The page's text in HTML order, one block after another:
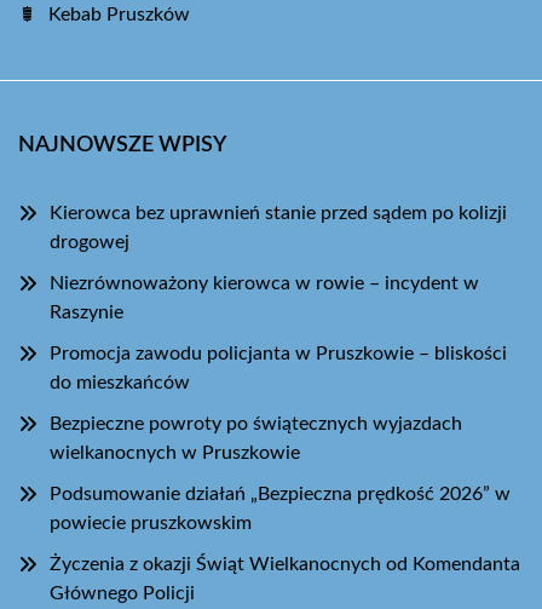
Kebab Pruszków
NAJNOWSZE WPISY
Kierowca bez uprawnień stanie przed sądem po kolizji
drogowej
Niezrównoważony kierowca w rowie – incydent w
Raszynie
Promocja zawodu policjanta w Pruszkowie – bliskości
do mieszkańców
Bezpieczne powroty po świątecznych wyjazdach
wielkanocnych w Pruszkowie
Podsumowanie działań „Bezpieczna prędkość 2026” w
powiecie pruszkowskim
Życzenia z okazji Świąt Wielkanocnych od Komendanta
Głównego Policji